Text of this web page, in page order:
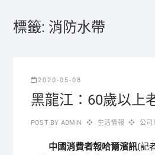
標籤: 消防水帶
2020-05-08
黑龍江：60歲以上
POST BY ADMIN 生活情報 公司
中國消費者報哈爾濱訊(記